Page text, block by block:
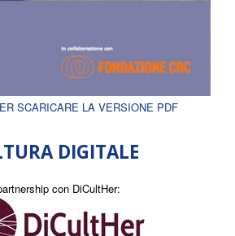
SCARICARE LA VERSIONE PDF
DIGITALE
con DiCultHer: